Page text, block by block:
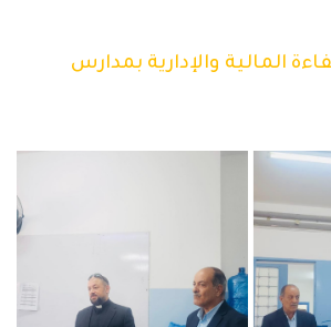
المالية والإدارية بمدارس